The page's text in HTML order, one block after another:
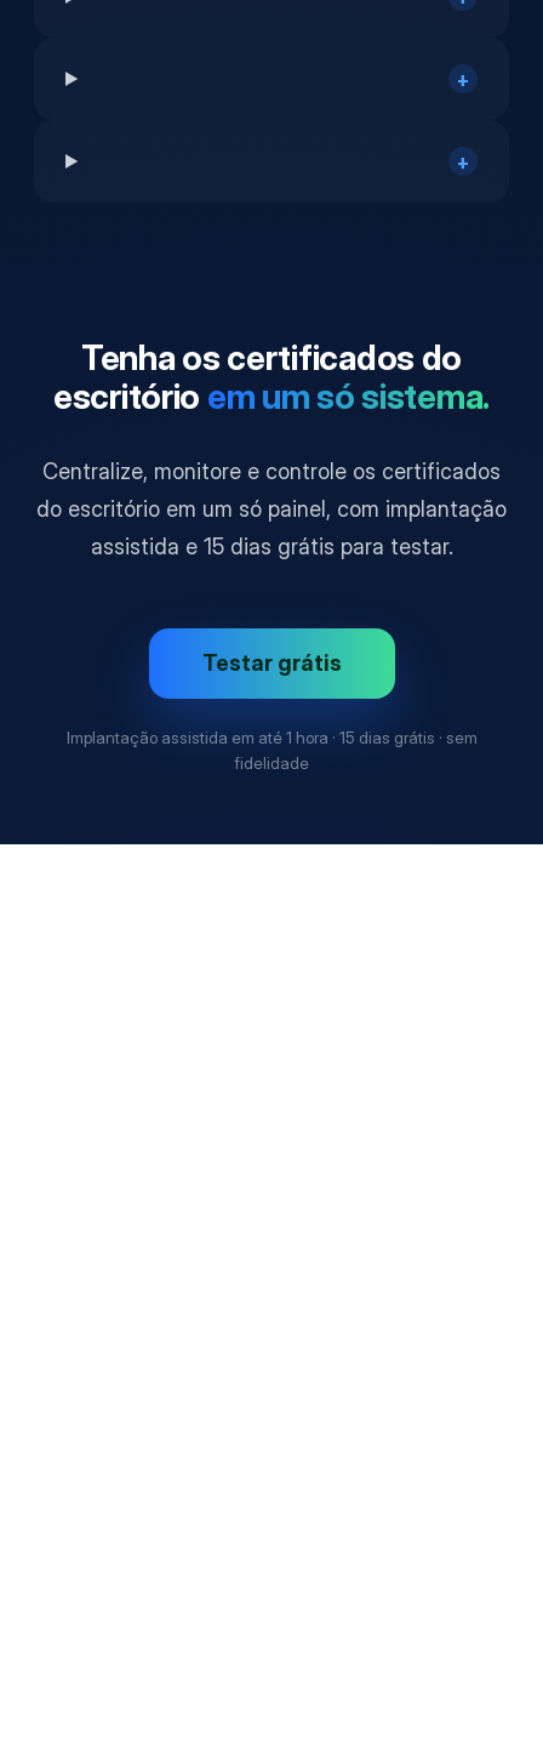
+
+
Tenha os certificados do
escritório em um só sistema.
Centralize, monitore e controle os certificados
do escritório em um só painel, com implantação
assistida e 15 dias grátis para testar.
Testar grátis
Implantação assistida em até 1 hora · 15 dias grátis · sem
fidelidade